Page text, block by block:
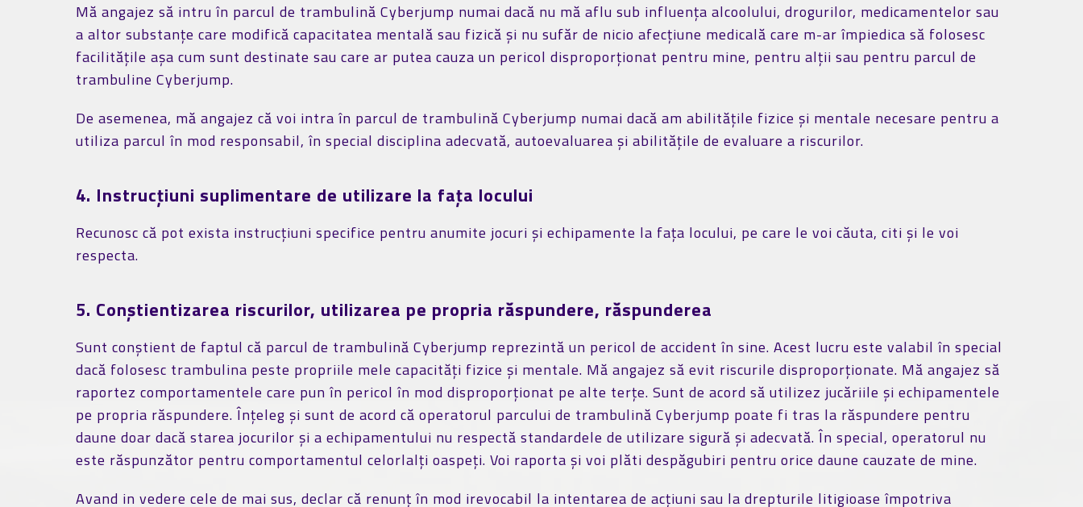
Mă angajez să intru în parcul de trambulină Cyberjump numai dacă nu mă aflu sub influența alcoolului, drogurilor, medicamentelor sau
a altor substanțe care modifică capacitatea mentală sau fizică și nu sufăr de nicio afecțiune medicală care m-ar împiedica să folosesc
facilitățile așa cum sunt destinate sau care ar putea cauza un pericol disproporționat pentru mine, pentru alții sau pentru parcul de
trambuline Cyberjump.
De asemenea, mă angajez că voi intra în parcul de trambulină Cyberjump numai dacă am abilitățile fizice și mentale necesare pentru a
utiliza parcul în mod responsabil, în special disciplina adecvată, autoevaluarea și abilitățile de evaluare a riscurilor.
4. Instrucțiuni suplimentare de utilizare la fața locului
Recunosc că pot exista instrucțiuni specifice pentru anumite jocuri și echipamente la fața locului, pe care le voi căuta, citi și le voi
respecta.
5. Conștientizarea riscurilor, utilizarea pe propria răspundere, răspunderea
Sunt conștient de faptul că parcul de trambulină Cyberjump reprezintă un pericol de accident în sine. Acest lucru este valabil în special
dacă folosesc trambulina peste propriile mele capacități fizice și mentale. Mă angajez să evit riscurile disproporționate. Mă angajez să
raportez comportamentele care pun în pericol în mod disproporționat pe alte terțe. Sunt de acord să utilizez jucăriile și echipamentele
pe propria răspundere. Înțeleg și sunt de acord că operatorul parcului de trambulină Cyberjump poate fi tras la răspundere pentru
daune doar dacă starea jocurilor și a echipamentului nu respectă standardele de utilizare sigură și adecvată. În special, operatorul nu
este răspunzător pentru comportamentul celorlalți oaspeți. Voi raporta și voi plăti despăgubiri pentru orice daune cauzate de mine.
Avand in vedere cele de mai sus, declar că renunț în mod irevocabil la intentarea de acțiuni sau la drepturile litigioase împotriva